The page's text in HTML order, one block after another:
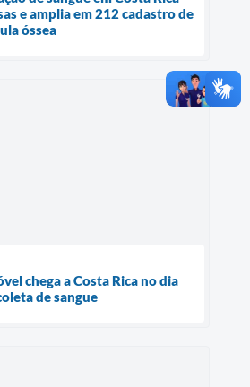
e amplia em 212 cadastro de
óssea
chega a Costa Rica no dia
de sangue